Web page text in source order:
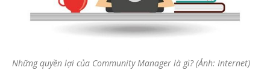
Những quyền lợi của Community Manager là gì? (Ảnh: Internet)